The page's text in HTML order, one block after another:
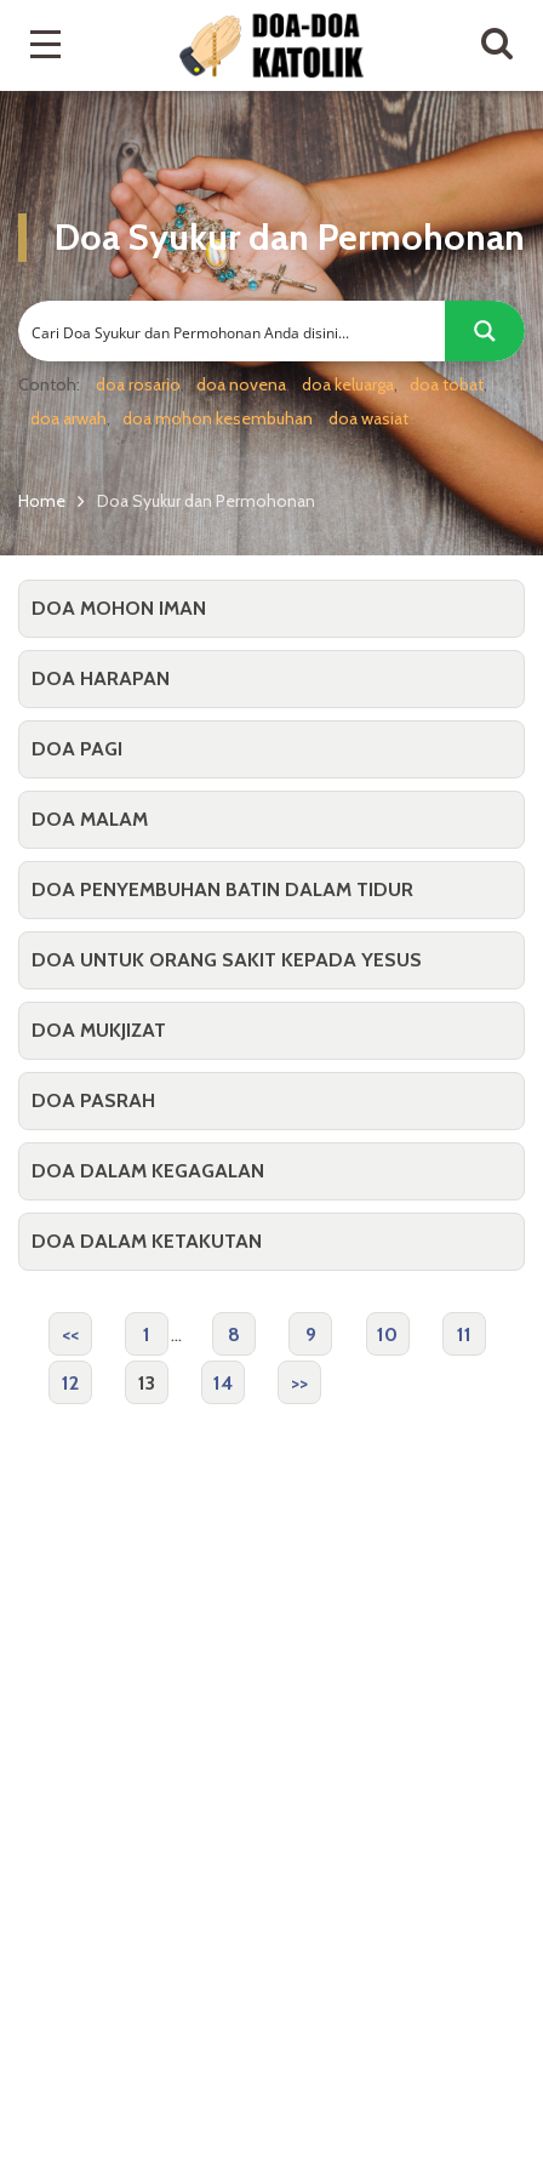
Doa Syukur dan Permohonan
Contoh: doa rosario doa novena doa keluarga
doa tobat
doa arwah
doa mohon kesembuhan doa wasiat
Home Doa Syukur dan Permohonan
DOA MOHON IMAN
DOA HARAPAN
DOA PAGI
DOA MALAM
DOA PENYEMBUHAN BATIN DALAM TIDUR
DOA UNTUK ORANG SAKIT KEPADA YESUS
DOA MUKJIZAT
DOA PASRAH
DOA DALAM KEGAGALAN
DOA DALAM KETAKUTAN
<< 1 ... 8 9 10 11
12 13 14 >>